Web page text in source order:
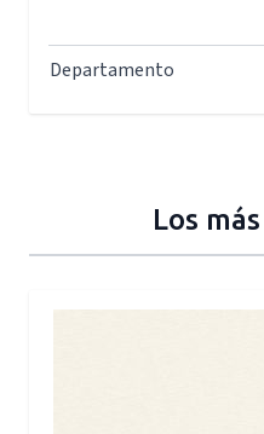
Departamento
Los